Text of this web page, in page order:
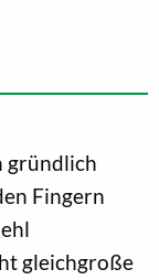
gründlich
Fingern
gleichgroße